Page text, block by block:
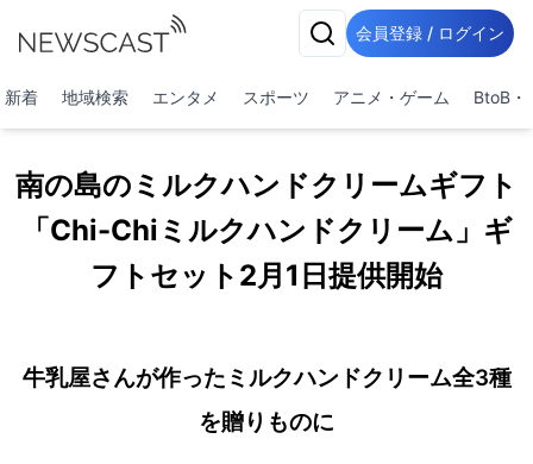
会員登録 / ログイン
新着 地域検索 エンタメ スポーツ アニメ・ゲーム BtoB・
南の島のミルクハンドクリームギフト
「Chi-Chiミルクハンドクリーム」ギ
フトセット2月1日提供開始
牛乳屋さんが作ったミルクハンドクリーム全3種
を贈りものに